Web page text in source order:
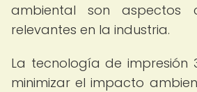
ambiental son aspectos
relevantes en la industria.
La tecnología de impresión
minimizar el impacto